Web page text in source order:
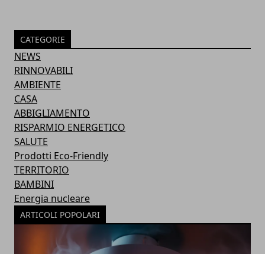
CATEGORIE
NEWS
RINNOVABILI
AMBIENTE
CASA
ABBIGLIAMENTO
RISPARMIO ENERGETICO
SALUTE
Prodotti Eco-Friendly
TERRITORIO
BAMBINI
Energia nucleare
ARTICOLI POPOLARI